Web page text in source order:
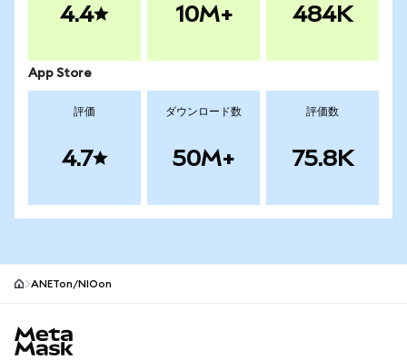
4.4 10M+ 484K
App Store
評価
4.7
ダウンロード数
50M+
評価数
75.8K
ANETon/NIOon